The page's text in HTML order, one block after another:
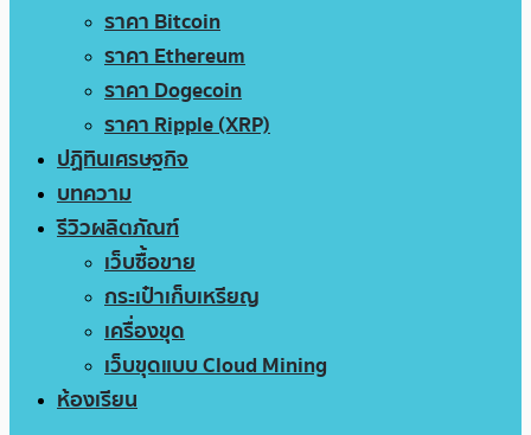
ราคา Bitcoin
ราคา Ethereum
ราคา Dogecoin
ราคา Ripple (XRP)
ปฏิทินเศรษฐกิจ
บทความ
รีวิวผลิตภัณฑ์
เว็บซื้อขาย
กระเป๋าเก็บเหรียญ
เครื่องขุด
เว็บขุดแบบ Cloud Mining
ห้องเรียน